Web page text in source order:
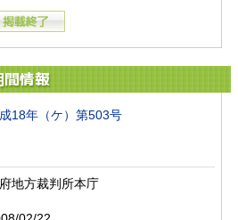
情報
18年（ケ）第503号
地方裁判所本庁